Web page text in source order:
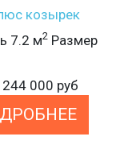
козырек
7.2 м2 Размер
244 000 руб